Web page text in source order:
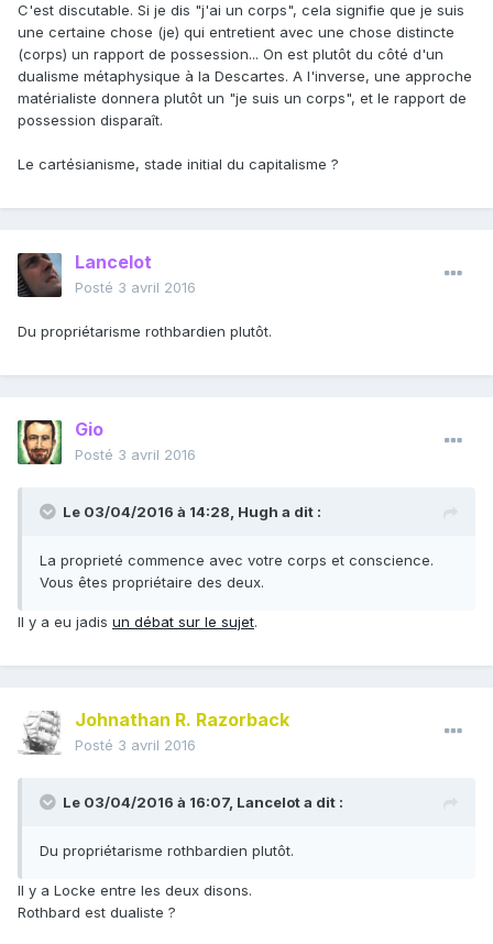
C'est discutable. Si je dis "j'ai un corps", cela signifie que je suis
une certaine chose (je) qui entretient avec une chose distincte
(corps) un rapport de possession... On est plutôt du côté d'un
dualisme métaphysique à la Descartes. A l'inverse, une approche
matérialiste donnera plutôt un "je suis un corps", et le rapport de
possession disparaît.
Le cartésianisme, stade initial du capitalisme ?
Lancelot
Posté 3 avril 2016
Du propriétarisme rothbardien plutôt.
Gio
Posté 3 avril 2016
Le 03/04/2016 à 14:28, Hugh a dit :
La proprieté commence avec votre corps et conscience.
Vous êtes propriétaire des deux.
Il y a eu jadis un débat sur le sujet.
Johnathan R. Razorback
Posté 3 avril 2016
Le 03/04/2016 à 16:07, Lancelot a dit :
Du propriétarisme rothbardien plutôt.
Il y a Locke entre les deux disons.
Rothbard est dualiste ?